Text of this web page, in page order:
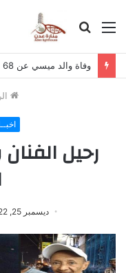
القائمة بحث
وفاة والد ميسي عن 68 عاما بعد صراع مع المرض
رحيل
ديسمبر 25, 2022